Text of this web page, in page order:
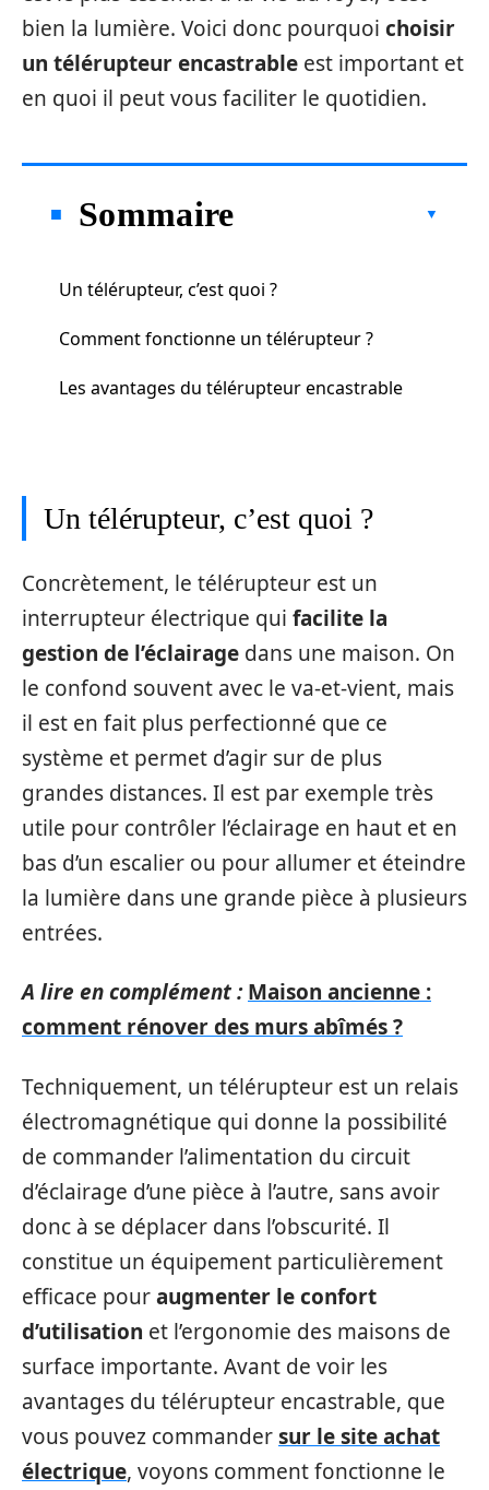
bien la lumière. Voici donc pourquoi choisir
un télérupteur encastrable est important et
en quoi il peut vous faciliter le quotidien.
Sommaire
Un télérupteur, c’est quoi ?
Comment fonctionne un télérupteur ?
Les avantages du télérupteur encastrable
Un télérupteur, c’est quoi ?
Concrètement, le télérupteur est un
interrupteur électrique qui facilite la
gestion de l’éclairage dans une maison. On
le confond souvent avec le va-et-vient, mais
il est en fait plus perfectionné que ce
système et permet d’agir sur de plus
grandes distances. Il est par exemple très
utile pour contrôler l’éclairage en haut et en
bas d’un escalier ou pour allumer et éteindre
la lumière dans une grande pièce à plusieurs
entrées.
A lire en complément : Maison ancienne :
comment rénover des murs abîmés ?
Techniquement, un télérupteur est un relais
électromagnétique qui donne la possibilité
de commander l’alimentation du circuit
d’éclairage d’une pièce à l’autre, sans avoir
donc à se déplacer dans l’obscurité. Il
constitue un équipement particulièrement
efficace pouraugmenter le confort
d’utilisation et l’ergonomie des maisons de
surface importante. Avant de voir les
avantages du télérupteur encastrable, que
vous pouvez commandersur le site achat
électrique, voyons comment fonctionne le